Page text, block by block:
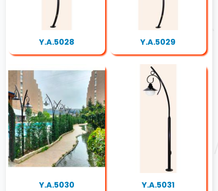
Y.A.5028 Y.A.5029
Y.A.5030 Y.A.5031